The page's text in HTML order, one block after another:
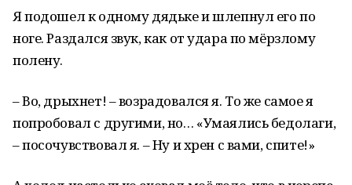
Я подошел к одному дядьке и шлепнул его по
ноге. Раздался звук, как от удара по мёрзлому
полену.
– Во, дрыхнет! – возрадовался я. То же самое я
попробовал с другими, но… «Умаялись бедолаги,
– посочувствовал я. – Ну и хрен с вами, спите!»